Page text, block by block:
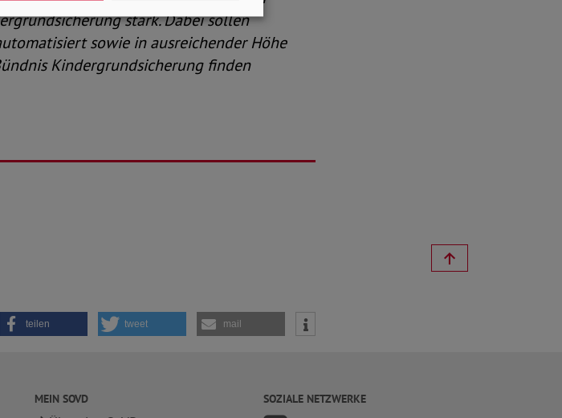
stark. Dabei sollen
sowie in ausreichender Höhe
Kindergrundsicherung finden
teilen tweet mail
MEIN SOVD SOZIALE NETZWERKE